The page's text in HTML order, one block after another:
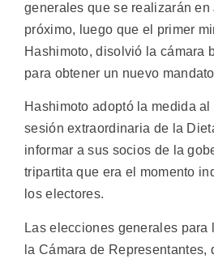
generales que se realizarán en
próximo, luego que el primer
Hashimoto, disolvió la cámara
para obtener un nuevo
Hashimoto adoptó la medida
sesión extraordinaria de la
informar a sus socios de la
tripartita que era el momento
los electores.
Las elecciones generales para
la Cámara de Representantes,